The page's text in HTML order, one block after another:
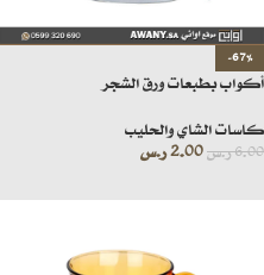
-67%
أكواب بطبعات ورق الشجر
كاسات الشاي والحليب
6.00ر.س2.00ر.س